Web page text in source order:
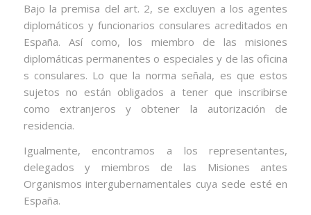
Bajo la premisa del art. 2, se excluyen a los agentes
diplomáticos y funcionarios consulares acreditados en
España. Así como, los miembro de las misiones
diplomáticas permanentes o especiales y de las oficina
s consulares. Lo que la norma señala, es que estos
sujetos no están obligados a tener que inscribirse
como extranjeros y obtener la autorización de
residencia.
Igualmente, encontramos a los representantes,
delegados y miembros de las Misiones antes
Organismos intergubernamentales cuya sede esté en
España.